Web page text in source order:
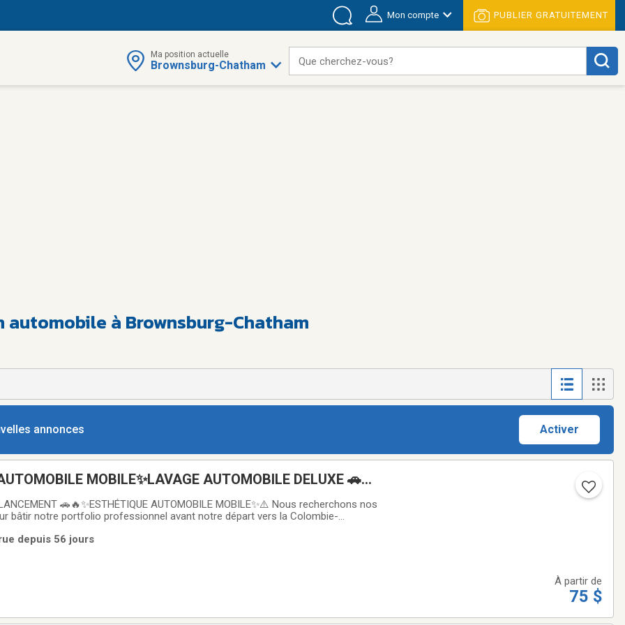
Mon compte PUBLIER GRATUITEMENT
Ma position actuelle
Brownsburg-Chatham Que cherchez-vous?
à Brownsburg-Chatham
annonces Activer
MOBILE✨LAVAGE AUTOMOBILE DELUXE 🚗
🚗🔥✨ESTHÉTIQUE AUTOMOBILE MOBILE✨⚠️ Nous recherchons nos
bâtir notre portfolio professionnel avant notre départ vers la Colombie-
deux passionnés ayant déjà travaillé
depuis 56 jours
À partir de
75 $